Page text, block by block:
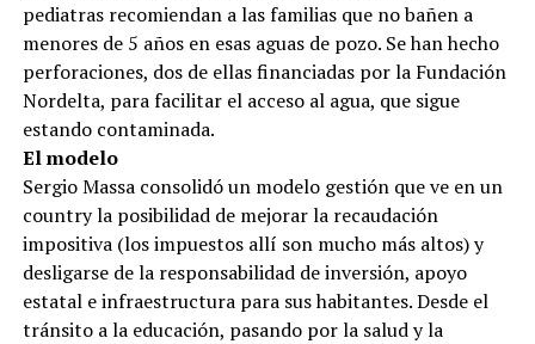
pediatras recomiendan a las familias que no bañen a
menores de 5 años en esas aguas de pozo. Se han hecho
perforaciones, dos de ellas financiadas por la Fundación
Nordelta, para facilitar el acceso al agua, que sigue
estando contaminada.
El modelo
Sergio Massa consolidó un modelo gestión que ve en un
country la posibilidad de mejorar la recaudación
impositiva (los impuestos allí son mucho más altos) y
desligarse de la responsabilidad de inversión, apoyo
estatal e infraestructura para sus habitantes. Desde el
tránsito a la educación, pasando por la salud y la